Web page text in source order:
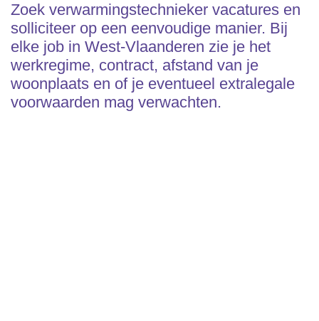
Zoek verwarmingstechnieker vacatures en
solliciteer op een eenvoudige manier. Bij
elke job in West-Vlaanderen zie je het
werkregime, contract, afstand van je
woonplaats en of je eventueel extralegale
voorwaarden mag verwachten.